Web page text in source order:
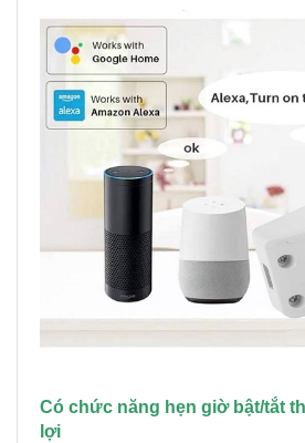
Có chức năng hẹn giờ bật/tắt
lợi